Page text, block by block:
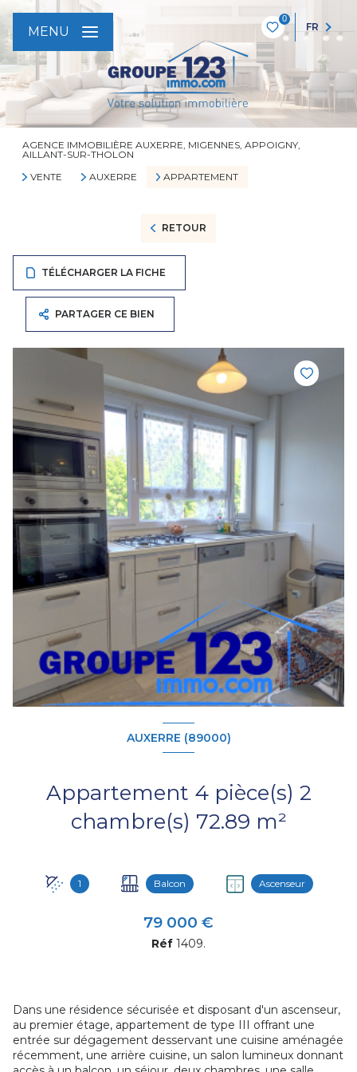
0
FR
MENU
AGENCE IMMOBILIÈRE AUXERRE, MIGENNES, APPOIGNY,
AILLANT-SUR-THOLON
VENTE
AUXERRE APPARTEMENT
RETOUR
TÉLÉCHARGER LA FICHE
PARTAGER CE BIEN
AUXERRE (89000)
Appartement 4 pièce(s) 2
chambre(s) 72.89 m²
1 Balcon Ascenseur
79 000 €
Réf 1409.
Dans une résidence sécurisée et disposant d'un ascenseur,
au premier étage, appartement de type III offrant une
entrée sur dégagement desservant une cuisine aménagée
récemment, une arrière cuisine, un salon lumineux donnant